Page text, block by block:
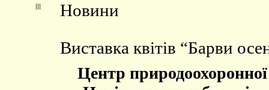
Новини
Виставка квітів “Барви
Центр природоохоронної